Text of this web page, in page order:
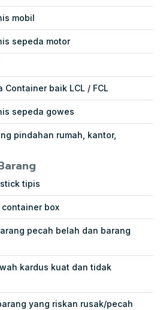
mobil
sepeda motor
baik LCL / FCL
sepeda gowes
pindahan rumah, kantor,
tipis
box
pecah belah dan barang
kardus kuat dan tidak
yang riskan rusak/pecah